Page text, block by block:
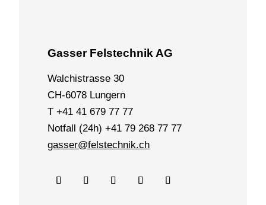
Gasser Felstechnik AG
Walchistrasse 30
CH-6078 Lungern
T +41 41 679 77 77
Notfall (24h) +41 79 268 77 77
gasser@felstechnik.ch